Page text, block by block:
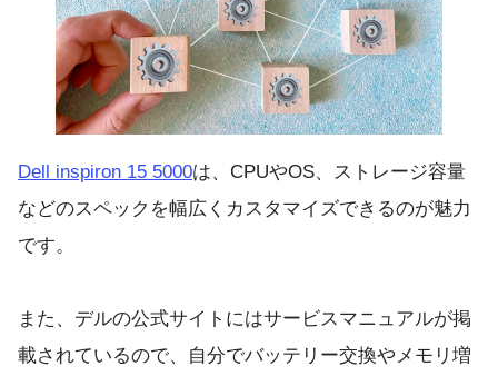
Dell inspiron 15 5000は、CPUやOS、ストレージ容量
などのスペックを幅広くカスタマイズできるのが魅力
です。
また、デルの公式サイトにはサービスマニュアルが掲
載されているので、自分でバッテリー交換やメモリ増